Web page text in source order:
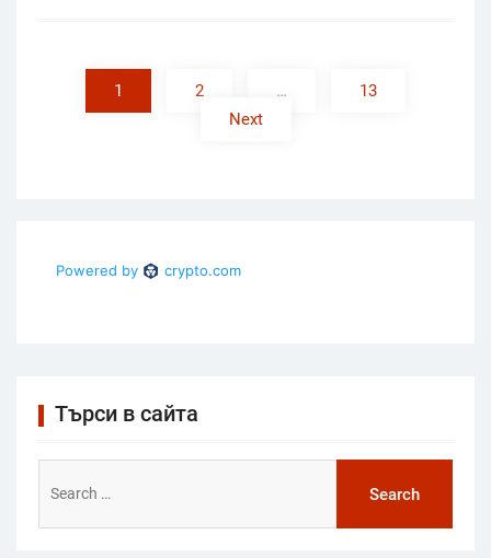
pagination
1 2 …
13
Next
Търси в сайта
for: